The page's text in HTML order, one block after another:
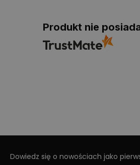
Produkt nie
Dowiedz się o nowościach jako